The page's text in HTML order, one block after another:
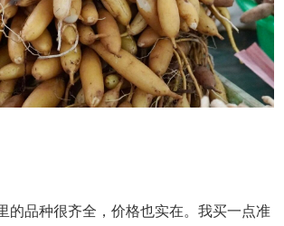
的品种很齐全，价格也实在。我买一点准